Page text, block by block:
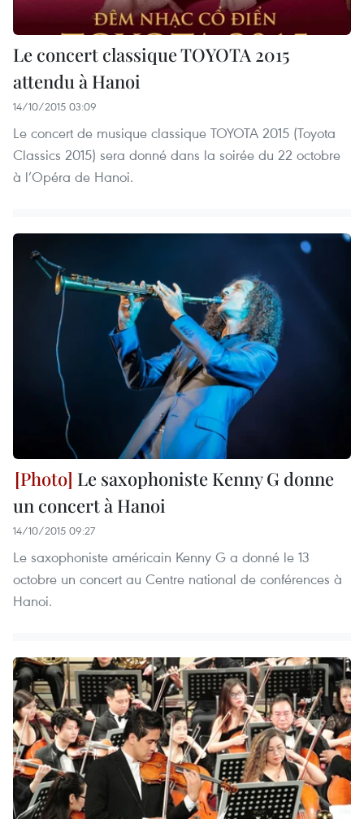
Le concert classique TOYOTA 2015
attendu à Hanoi
14/10/2015 03:09
Le concert de musique classique TOYOTA 2015 (Toyota
Classics 2015) sera donné dans la soirée du 22 octobre
à l’Opéra de Hanoi.
Le saxophoniste Kenny G donne
un concert à Hanoi
14/10/2015 09:27
Le saxophoniste américain Kenny G a donné le 13
octobre un concert au Centre national de conférences à
Hanoi.